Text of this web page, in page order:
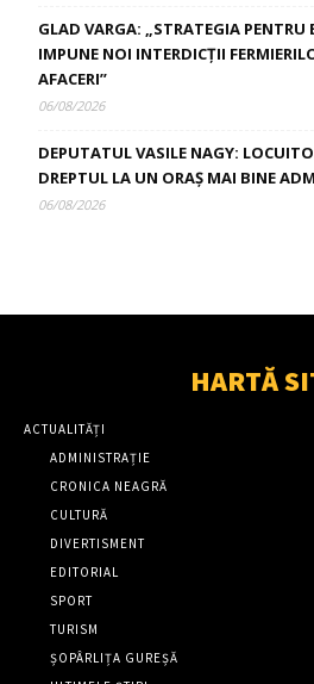
GLAD VARGA: „STRATEGIA PENTRU
IMPUNE NOI INTERDICȚII
AFACERI”
06/08/2026
DEPUTATUL VASILE NAGY:
DREPTUL LA UN ORAȘ MAI BINE
06/08/2026
HARTĂ
ACTUALITĂȚI
ADMINISTRAȚIE
CRONICA NEAGRĂ
CULTURĂ
DIVERTISMENT
EDITORIAL
SPORT
TURISM
ȘOPÂRLIȚA GUREȘĂ